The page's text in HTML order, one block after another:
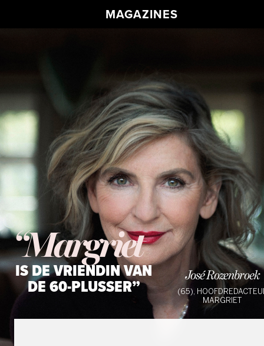
MAGAZINES
​​​​​​​“Margriet
IS DE VRIENDIN VAN
DE 60-PLUSSER” José Rozenbroek
(65),
MARGRIET